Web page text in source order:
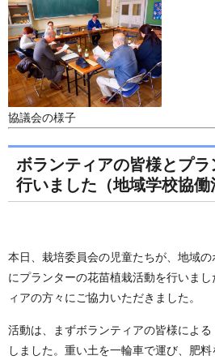
協議会の様子
ボランティアの皆様とプ
行いました（地域学校協働
本日、栽培委員会の児童たちが、地域
にプランターの花苗植栽活動を行いま
ィアの方々にご協力いただきました。
活動は、まずボランティアの皆様によ
しました。重い土を一輪車で運び、肥